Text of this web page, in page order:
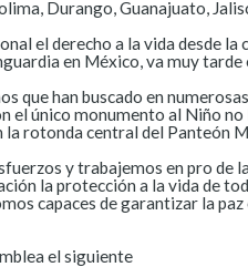
Durango, Guanajuato,
el derecho a la vida desde la
en México, va muy
han buscado en
el único monumento al Niño
rotonda central del Panteón
y trabajemos en pro de
la protección a la vida de
capaces de garantizar la
el siguiente